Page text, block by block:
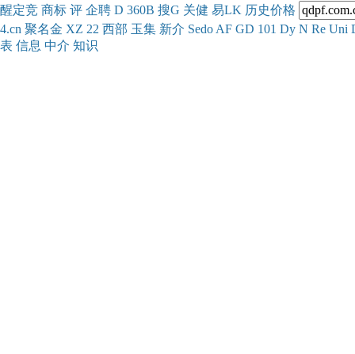
醒定竞 商标 评 企聘 D 360B 搜G 关健 易LK 历史价格
4.cn 聚名金 XZ 22 西部 玉集 新介 Sedo AF GD 101 Dy N Re Uni
表 信息 中介 知识